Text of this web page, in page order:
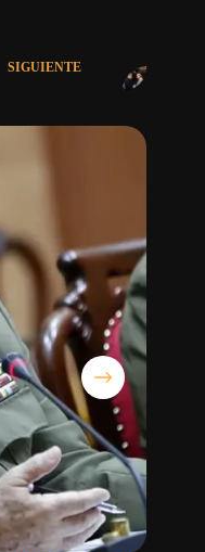
SIGUIENTE